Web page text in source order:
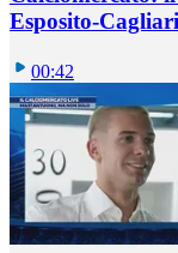
Esposito-
00:42